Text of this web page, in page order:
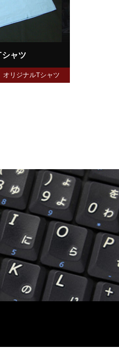
ャツ
オリジナルTシャツ